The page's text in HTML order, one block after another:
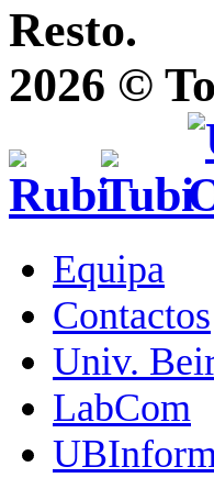
Resto.
2026 ©
Equipa
Contactos
Univ.
LabCom